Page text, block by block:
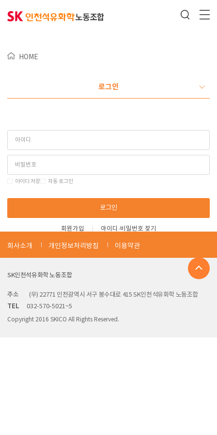
HOME
로그인
아이디 저장 자동 로그인
로그인
회원가입 아이디·비밀번호 찾기
회사소개 개인정보처리방침 이용약관
SK인천석유화학 노동조합
주소 (우) 22771 인천광역시 서구 봉수대로 415 SK인천석유화학 노동조합
TEL 032-570-5021~5
Copyright 2016 SKICO All Rights Reserved.